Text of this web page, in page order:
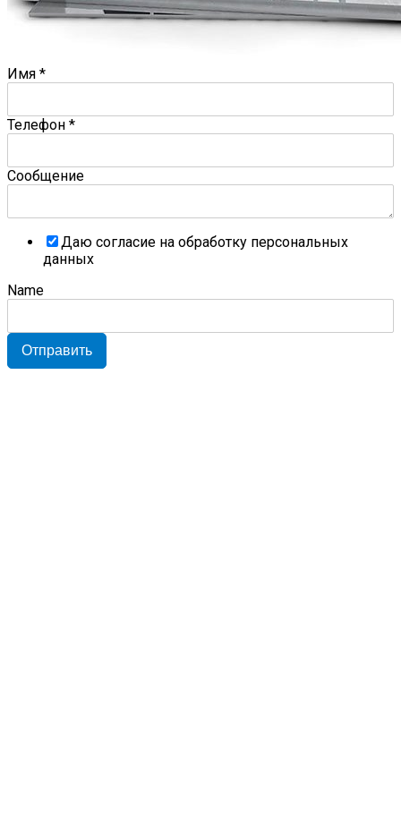
Имя *
Телефон *
Сообщение
Даю согласие на обработку персональных
данных
Name
Отправить